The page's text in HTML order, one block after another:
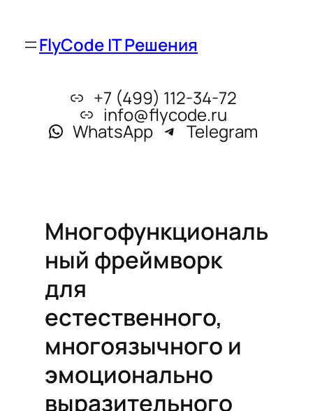
FlyCode IT Решения
+7 (499) 112-34-72
info@flycode.ru
WhatsApp Telegram
Многофункциональ
ный фреймворк
для
естественного,
многоязычного и
эмоционально
выразительного